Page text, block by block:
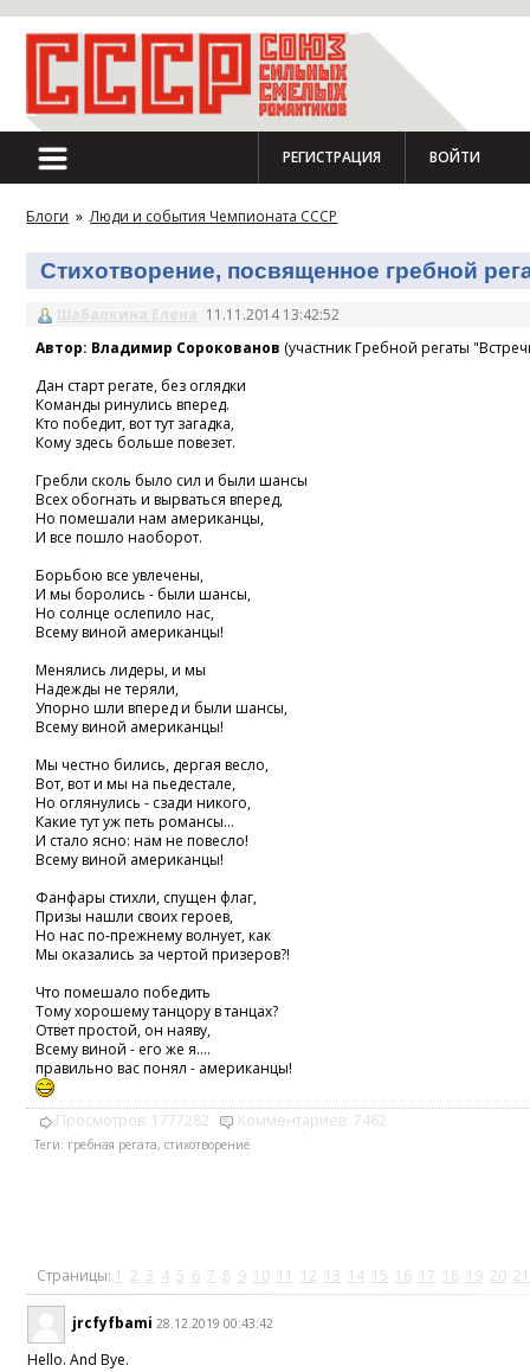
РЕГИСТРАЦИЯ ВОЙТИ
Блоги » Люди и события Чемпионата СССР
Стихотворение, посвященное гребной
Шабалкина Елена 11.11.2014 13:42:52
Автор: Владимир Сорокованов (участник Гребной регаты
Дан старт регате, без оглядки
Команды ринулись вперед.
Кто победит, вот тут загадка,
Кому здесь больше повезет.
Гребли сколь было сил и были шансы
Всех обогнать и вырваться вперед,
Но помешали нам американцы,
И все пошло наоборот.
Борьбою все увлечены,
И мы боролись - были шансы,
Но солнце ослепило нас,
Всему виной американцы!
Менялись лидеры, и мы
Надежды не теряли,
Упорно шли вперед и были шансы,
Всему виной американцы!
Мы честно бились, дергая весло,
Вот, вот и мы на пьедестале,
Но оглянулись - сзади никого,
Какие тут уж петь романсы...
И стало ясно: нам не повесло!
Всему виной американцы!
Фанфары стихли, спущен флаг,
Призы нашли своих героев,
Но нас по-прежнему волнует, как
Мы оказались за чертой призеров?!
Что помешало победить
Тому хорошему танцору в танцах?
Ответ простой, он наяву,
Всему виной - его же я....
правильно вас понял - американцы!
Просмотров: 1777282 Комментариев: 7462
Теги: гребная регата, стихотворение
Страницы: 1 2 3 4 5 6 7 8 9 10 11 12 13 14 15 16 17 18 19 20 21
jrcfyfbami 28.12.2019 00:43:42
Hello. And Bye.